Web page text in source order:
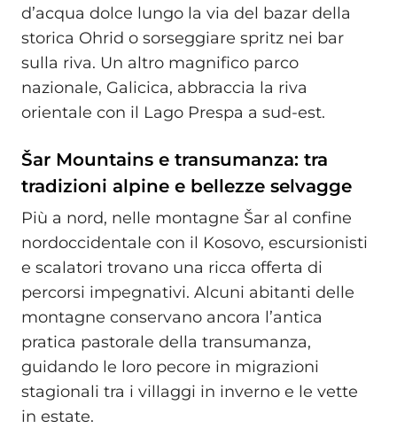
d’acqua dolce lungo la via del bazar della
storica Ohrid o sorseggiare spritz nei bar
sulla riva. Un altro magnifico parco
nazionale, Galicica, abbraccia la riva
orientale con il Lago Prespa a sud-est.
Šar Mountains e transumanza: tra
tradizioni alpine e bellezze selvagge
Più a nord, nelle montagne Šar al confine
nordoccidentale con il Kosovo, escursionisti
e scalatori trovano una ricca offerta di
percorsi impegnativi. Alcuni abitanti delle
montagne conservano ancora l’antica
pratica pastorale della transumanza,
guidando le loro pecore in migrazioni
stagionali tra i villaggi in inverno e le vette
in estate.